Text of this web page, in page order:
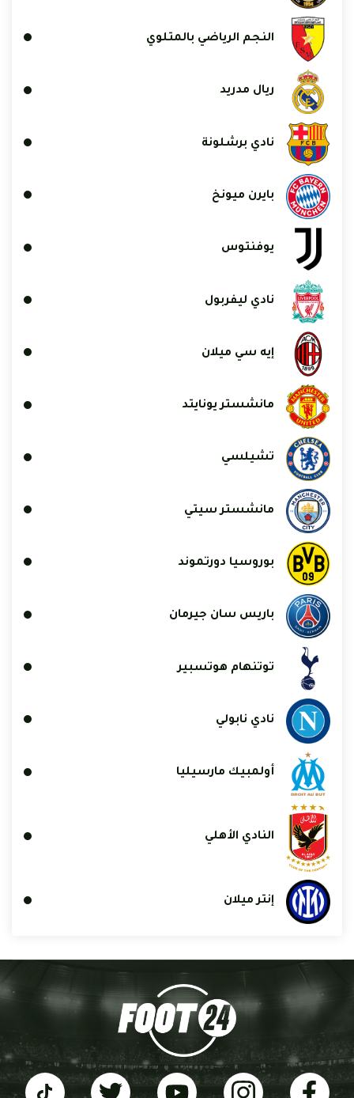
النجم الرياضي بالمتلوي
ريال مدريد
نادي برشلونة
بايرن ميونخ
يوفنتوس
نادي ليفربول
إيه سي ميلان
مانشستر يونايتد
تشيلسي
مانشستر سيتي
بوروسيا دورتموند
باريس سان جيرمان
توتنهام هوتسبير
نادي نابولي
أولمبيك مارسيليا
النادي الأهلي
إنتر ميلان